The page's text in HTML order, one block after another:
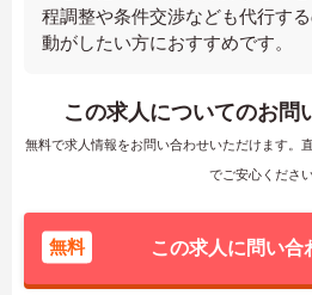
程調整や条件交渉なども代行す
動がしたい方におすすめです。
この求人についてのお問
無料で求人情報をお問い合わせいただけます。
でご安心ください
無料 この求人に問い合